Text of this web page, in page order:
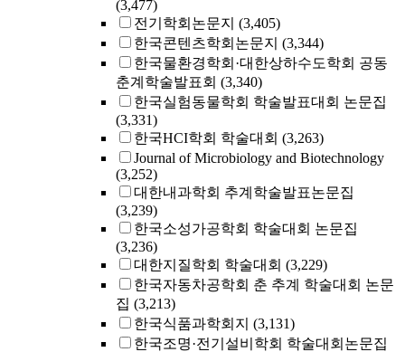
(3,477)
전기학회논문지 (3,405)
한국콘텐츠학회논문지 (3,344)
한국물환경학회·대한상하수도학회 공동
춘계학술발표회 (3,340)
한국실험동물학회 학술발표대회 논문집
(3,331)
한국HCI학회 학술대회 (3,263)
Journal of Microbiology and Biotechnology
(3,252)
대한내과학회 추계학술발표논문집
(3,239)
한국소성가공학회 학술대회 논문집
(3,236)
대한지질학회 학술대회 (3,229)
한국자동차공학회 춘 추계 학술대회 논문
집 (3,213)
한국식품과학회지 (3,131)
한국조명·전기설비학회 학술대회논문집